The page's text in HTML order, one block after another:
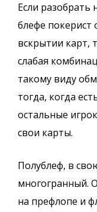
Если разобрать
блефе покерист
вскрытии карт,
слабая
такому виду
тогда, когда
остальные
свои карты.
Полублеф, в
многогранный.
на префлопе и